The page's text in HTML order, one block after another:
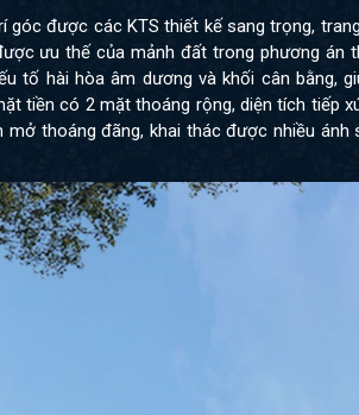
góc được các KTS thiết kế sang trọng,
ưu thế của mảnh đất trong phương án
tố hài hòa âm dương và khối cân bằng,
tiền có 2 mặt thoáng rộng, diện tích tiếp
thoáng đãng, khai thác được nhiều